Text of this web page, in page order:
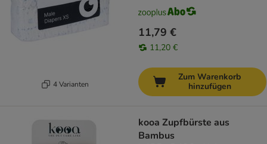
4 Varianten
11,79 €
11,20 €
Zum Warenkorb
hinzufügen
kooa Zupfbürste aus
Bambus